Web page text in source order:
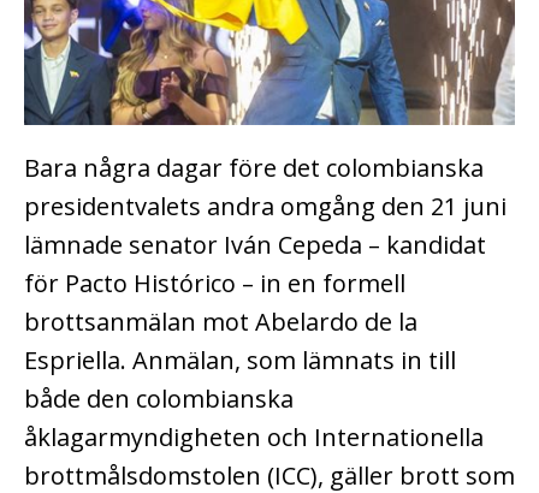
Bara några dagar före det colombianska
presidentvalets andra omgång den 21 juni
lämnade senator Iván Cepeda – kandidat
för Pacto Histórico – in en formell
brottsanmälan mot Abelardo de la
Espriella. Anmälan, som lämnats in till
både den colombianska
åklagarmyndigheten och Internationella
brottmålsdomstolen (ICC), gäller brott som